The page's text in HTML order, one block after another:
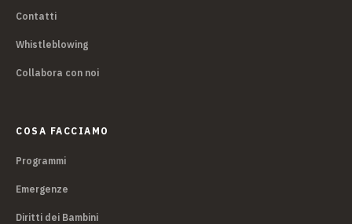
Contatti
Whistleblowing
Collabora con noi
COSA FACCIAMO
Programmi
Emergenze
Diritti dei Bambini